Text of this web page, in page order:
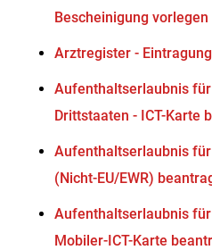
Bescheinigung vorlegen
Arztregister -
Aufenthaltserlaubnis
Drittstaaten - ICT-Karte
Aufenthaltserlaubnis
(Nicht-EU/EWR)
Aufenthaltserlaubnis
Mobiler-ICT-Karte